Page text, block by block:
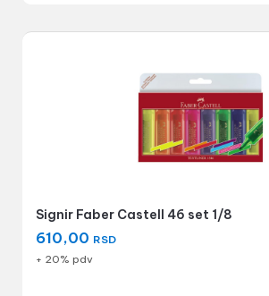
Signir Faber Castell 46 set 1/8
610,00 RSD
+ 20% pdv